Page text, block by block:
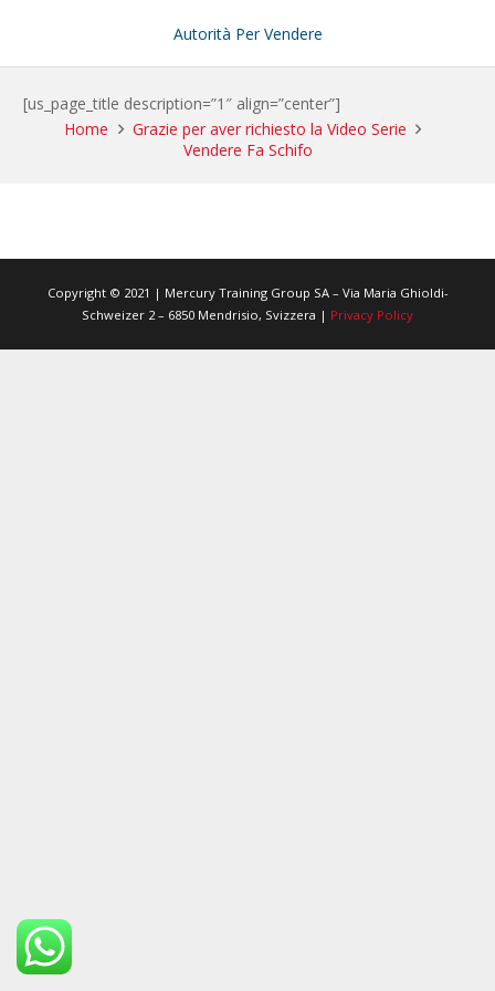
Autorità Per Vendere
[us_page_title description=”1″ align=”center”]
Home
Grazie per aver richiesto la Video Serie
Vendere Fa Schifo
Copyright © 2021 | Mercury Training Group SA – Via Maria Ghioldi-
Schweizer 2 – 6850 Mendrisio, Svizzera | Privacy Policy